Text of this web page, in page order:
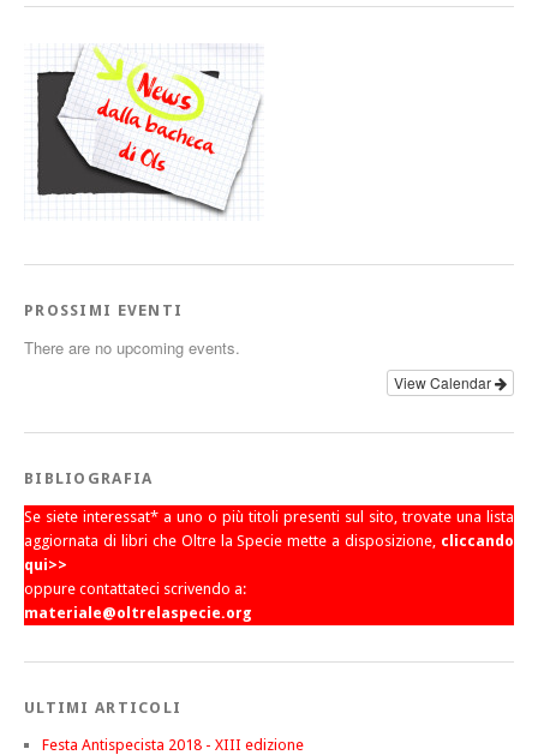
PROSSIMI EVENTI
There are no upcoming events.
View Calendar
BIBLIOGRAFIA
Se siete interessat* a uno o più titoli presenti sul sito, trovate una lista
aggiornata di libri che Oltre la Specie mette a disposizione, cliccando
qui>>
oppure contattateci scrivendo a:
materiale@oltrelaspecie.org
ULTIMI ARTICOLI
Festa Antispecista 2018 - XIII edizione